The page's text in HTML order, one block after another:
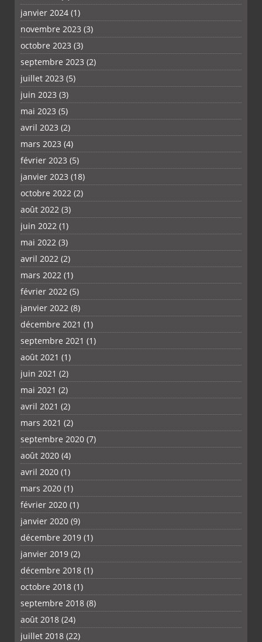
janvier 2024 (1)
novembre 2023 (3)
octobre 2023 (3)
septembre 2023 (2)
juillet 2023 (5)
juin 2023 (3)
mai 2023 (5)
avril 2023 (2)
mars 2023 (4)
février 2023 (5)
janvier 2023 (18)
octobre 2022 (2)
août 2022 (3)
juin 2022 (1)
mai 2022 (3)
avril 2022 (2)
mars 2022 (1)
février 2022 (5)
janvier 2022 (8)
décembre 2021 (1)
septembre 2021 (1)
août 2021 (1)
juin 2021 (2)
mai 2021 (2)
avril 2021 (2)
mars 2021 (2)
septembre 2020 (7)
août 2020 (4)
avril 2020 (1)
mars 2020 (1)
février 2020 (1)
janvier 2020 (9)
décembre 2019 (1)
janvier 2019 (2)
décembre 2018 (1)
octobre 2018 (1)
septembre 2018 (8)
août 2018 (24)
juillet 2018 (22)